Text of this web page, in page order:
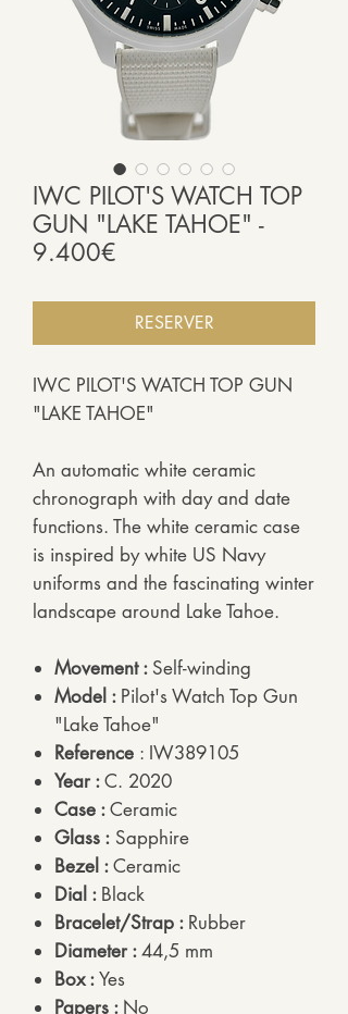
IWC PILOT'S WATCH TOP
GUN "LAKE TAHOE" -
9.400€
RESERVER
IWC PILOT'S WATCH TOP GUN
"LAKE TAHOE"
An automatic white ceramic
chronograph with day and date
functions. The white ceramic case
is inspired by white US Navy
uniforms and the fascinating winter
landscape around Lake Tahoe.
Movement : Self-winding
Model : Pilot's Watch Top Gun
"Lake Tahoe"
Reference : IW389105
Year :C. 2020
Case :Ceramic
Glass : Sapphire
Bezel :Ceramic
Dial : Black
Bracelet/Strap : Rubber
Diameter :44,5 mm
Box :Yes
Papers : No